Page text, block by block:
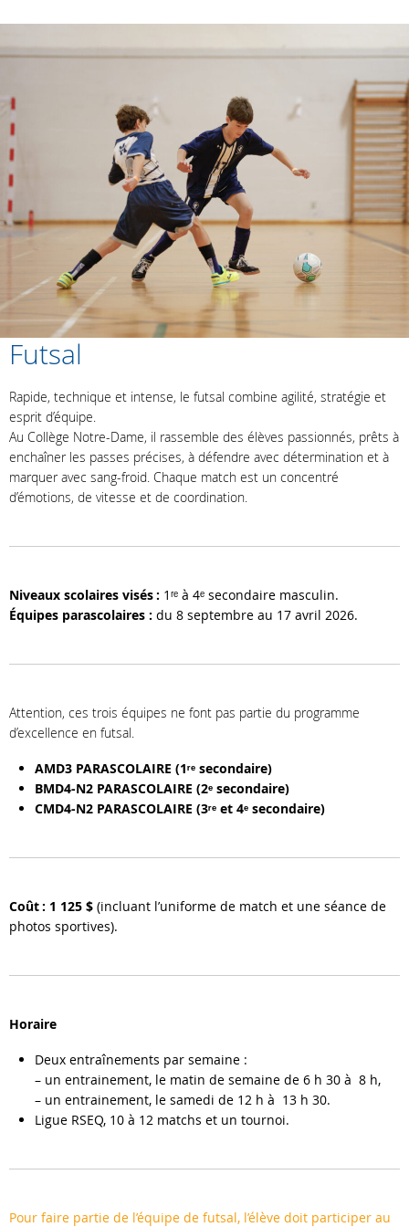
Futsal
Rapide, technique et intense, le futsal combine agilité, stratégie et
esprit d’équipe.
Au Collège Notre-Dame, il rassemble des élèves passionnés, prêts à
enchaîner les passes précises, à défendre avec détermination et à
marquer avec sang-froid. Chaque match est un concentré
d’émotions, de vitesse et de coordination.
Niveaux scolaires visés : 1ʳᵉ à 4ᵉ secondaire masculin.
Équipes parascolaires : du 8 septembre au 17 avril 2026.
Attention, ces trois équipes ne font pas partie du programme
d’excellence en futsal.
AMD3 PARASCOLAIRE (1ʳᵉ secondaire)
BMD4-N2 PARASCOLAIRE (2ᵉ secondaire)
CMD4-N2 PARASCOLAIRE (3ʳᵉ et 4ᵉ secondaire)
Coût : 1 125 $ (incluant l’uniforme de match et une séance de
photos sportives).
Horaire
Deux entraînements par semaine :
– un entrainement, le matin de semaine de 6 h 30 à 8 h,
– un entrainement, le samedi de 12 h à 13 h 30.
Ligue RSEQ, 10 à 12 matchs et un tournoi.
Pour faire partie de l’équipe de futsal, l’élève doit participer au